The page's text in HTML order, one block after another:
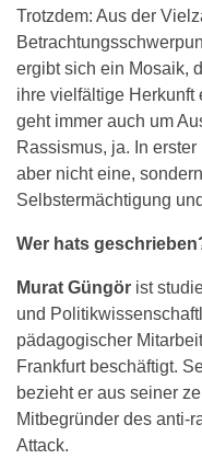
Trotzdem: Aus der
ergibt sich ein Mosaik,
ihre vielfältige
geht immer auch um
Rassismus, ja. In
aber nicht eine,
Selbstermächtigung
Wer hats
Murat Güngör ist
und
pädagogischer
Frankfurt beschäftigt.
bezieht er aus seiner
Mitbegründer des anti-
Attack.